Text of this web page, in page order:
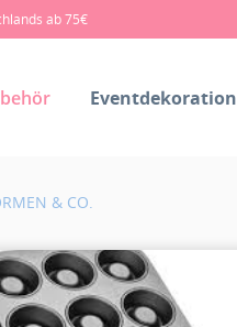
ab 75€
Eventdekoration
& CO.